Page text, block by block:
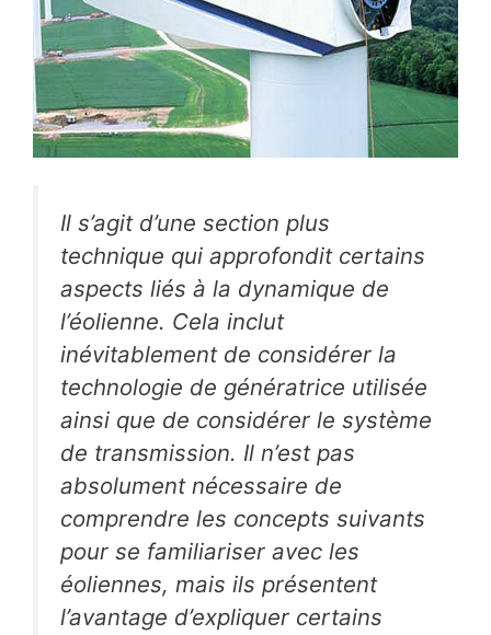
Il s’agit d’une section plus
technique qui approfondit certains
aspects liés à la dynamique de
l’éolienne. Cela inclut
inévitablement de considérer la
technologie de génératrice utilisée
ainsi que de considérer le système
de transmission. Il n’est pas
absolument nécessaire de
comprendre les concepts suivants
pour se familiariser avec les
éoliennes, mais ils présentent
l’avantage d’expliquer certains